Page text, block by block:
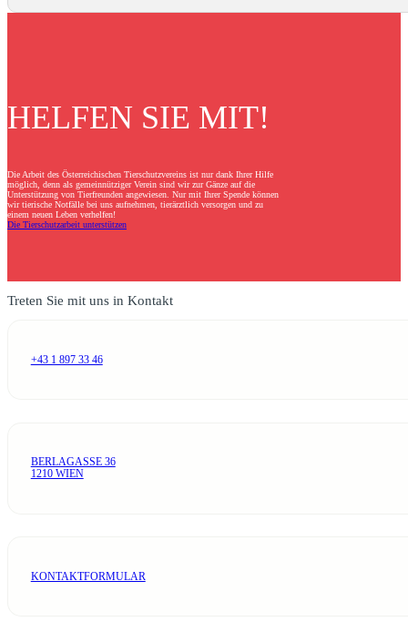
HELFEN SIE MIT!
Die Arbeit des Österreichischen Tierschutzvereins ist nur dank Ihrer Hilfe
möglich, denn als gemeinnütziger Verein sind wir zur Gänze auf die
Unterstützung von Tierfreunden angewiesen. Nur mit Ihrer Spende können
wir tierische Notfälle bei uns aufnehmen, tierärztlich versorgen und zu
einem neuen Leben verhelfen!
Die Tierschutzarbeit unterstützen
Treten Sie mit uns in Kontakt
+43 1 897 33 46
BERLAGASSE 36
1210 WIEN
KONTAKTFORMULAR